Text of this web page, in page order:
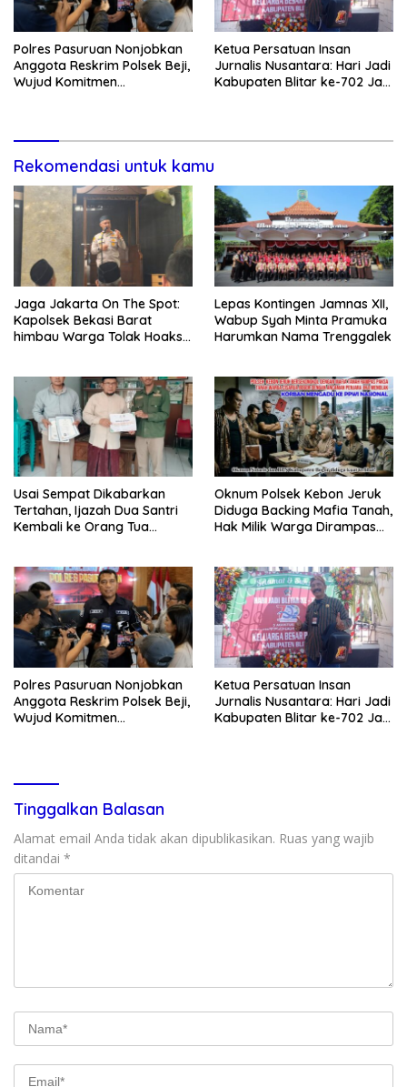
Polres Pasuruan Nonjobkan
Anggota Reskrim Polsek Beji,
Wujud Komitmen
Ketua Persatuan Insan
Jurnalis Nusantara: Hari Jadi
Kabupaten Blitar ke-702 Jadi
Rekomendasi untuk kamu
Jaga Jakarta On The Spot:
Kapolsek Bekasi Barat
himbau Warga Tolak Hoaks
Lepas Kontingen Jamnas XII,
Wabup Syah Minta Pramuka
Harumkan Nama Trenggalek
Usai Sempat Dikabarkan
Tertahan, Ijazah Dua Santri
Kembali ke Orang Tua
Oknum Polsek Kebon Jeruk
Diduga Backing Mafia Tanah,
Hak Milik Warga Dirampas
Polres Pasuruan Nonjobkan
Anggota Reskrim Polsek Beji,
Wujud Komitmen
Ketua Persatuan Insan
Jurnalis Nusantara: Hari Jadi
Kabupaten Blitar ke-702 Jadi
Tinggalkan Balasan
Alamat email Anda tidak akan dipublikasikan. Ruas yang wajib
ditandai *